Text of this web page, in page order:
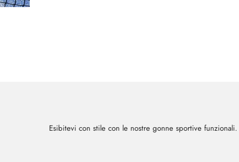
Esibitevi con stile con le nostre gonne sportive funzionali.